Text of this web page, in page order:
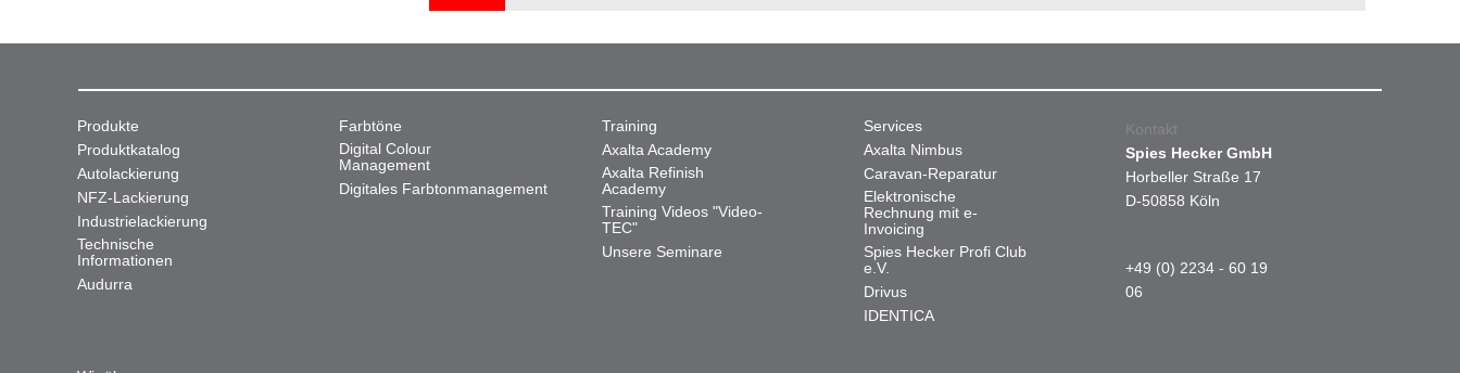
Produkte
Produktkatalog
Autolackierung
NFZ-Lackierung
Industrielackierung
Technische
Informationen
Audurra
Farbtöne
Digital Colour
Management
Digitales Farbtonmanagement
Training
Axalta Academy
Axalta Refinish
Academy
Training Videos "Video-
TEC"
Unsere Seminare
Services
Axalta Nimbus
Caravan-Reparatur
Elektronische
Rechnung mit e-
Invoicing
Spies Hecker Profi Club
e.V.
Drivus
IDENTICA
Kontakt
Spies Hecker GmbH
Horbeller Straße 17
D-50858 Köln
+49 (0) 2234 - 60 19
06